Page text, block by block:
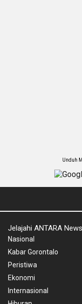
Unduh
Jelajahi ANTARA
Nasional
Kabar Gorontalo
Peristiwa
Ekonomi
Internasional